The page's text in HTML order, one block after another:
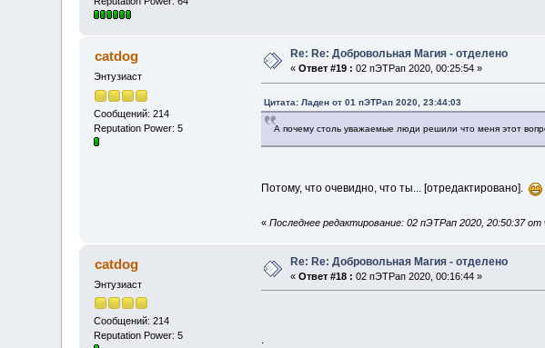
catdog
Энтузиаст
Сообщений: 214
Reputation Power: 5
Re: Re: Добровольная Магия - отделено
«Ответ #19 : 02 пЭТРап 2020, 00:25:54 »
Цитата: Ладен от 01 пЭТРап 2020, 23:44:03
А почему столь уважаемые люди решили что меня этот
Потому, что очевидно, что ты... [отредактировано].
« Последнее редактирование: 02 пЭТРап 2020, 20:50:37 от
catdog
Энтузиаст
Сообщений: 214
Reputation Power: 5
Re: Re: Добровольная Магия - отделено
«Ответ #18 : 02 пЭТРап 2020, 00:16:44 »
.